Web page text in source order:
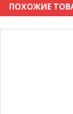
ПОХОЖИЕ